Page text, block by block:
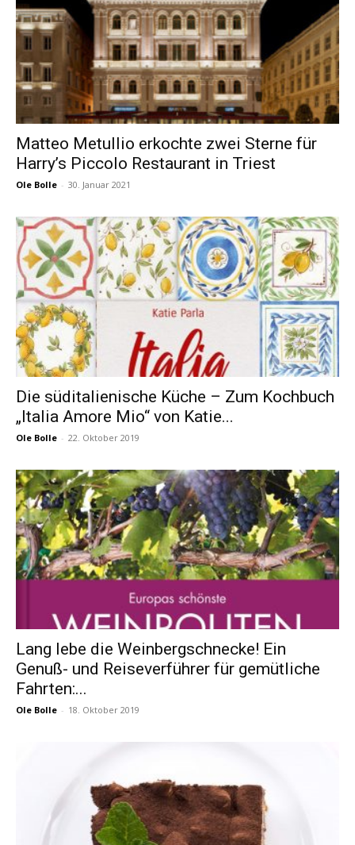
Matteo Metullio erkochte zwei Sterne für
Harry’s Piccolo Restaurant in Triest
Ole Bolle - 30. Januar 2021
Die süditalienische Küche – Zum Kochbuch
„Italia Amore Mio“ von Katie...
Ole Bolle - 22. Oktober 2019
Lang lebe die Weinbergschnecke! Ein
Genuß- und Reiseverführer für gemütliche
Fahrten:...
Ole Bolle - 18. Oktober 2019